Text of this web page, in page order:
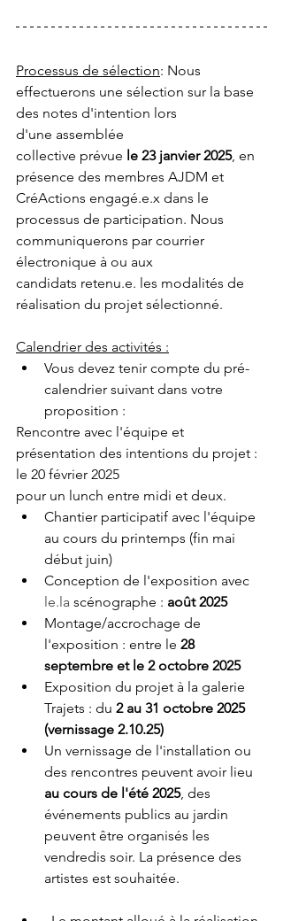
Processus de sélection: Nous
effectuerons une sélection sur la base
des notes d'intention lors
d'une assemblée
collective prévue le 23 janvier 2025, en
présence des membres AJDM et
CréActions engagé.e.x dans le
processus de participation. Nous
communiquerons par courrier
électronique à ou aux
candidats retenu.e. les modalités de
réalisation du projet sélectionné.
Calendrier des activités :
Vous devez tenir compte du pré-
calendrier suivant dans votre
proposition :
Rencontre avec l'équipe et
présentation des intentions du projet :
le 20 février 2025
pour un lunch entre midi et deux.
Chantier participatif avec l'équipe
au cours du printemps (fin mai
début juin)
Conception de l'exposition avec
le.la scénographe : août 2025
Montage/accrochage de
l'exposition : entre le 28
septembre et le 2 octobre 2025
Exposition du projet à la galerie
Trajets : du 2 au 31 octobre 2025
(vernissage 2.10.25)
Un vernissage de l'installation ou
des rencontres peuvent avoir lieu
au cours de l'été 2025, des
événements publics au jardin
peuvent être organisés les
vendredis soir. La présence des
artistes est souhaitée.